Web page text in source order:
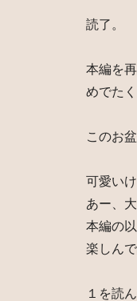
読了。
本編を
めでた
このお
可愛い
あー、
本編の
楽しん
１を読